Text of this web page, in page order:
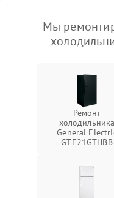
Мы
Ремонт
холодильника
General
GTE21GTHBB